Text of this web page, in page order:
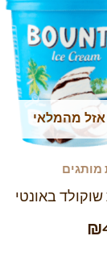
אזל מהמלאי
מותגים
שוקולד באונטי
₪